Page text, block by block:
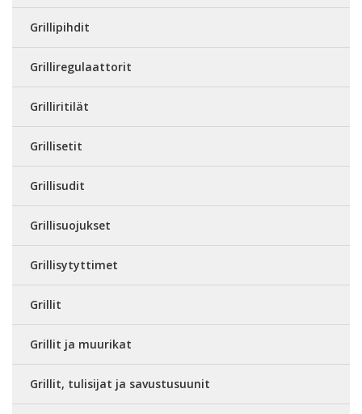
Grillipihdit
Grilliregulaattorit
Grilliritilät
Grillisetit
Grillisudit
Grillisuojukset
Grillisytyttimet
Grillit
Grillit ja muurikat
Grillit, tulisijat ja savustusuunit